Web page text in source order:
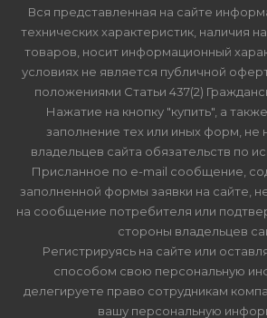
Вся представленная на сайте
технических характеристик, наличия
товаров, носит информационный
условиях не является публичной
положениями Статьи 437(2)
Нажатие на кнопку "купить", а
заполнение тех или иных форм, не
владельцев сайта обязательств по
Присланное по e-mail сообщение,
заполненной формы заявки на сайте,
на сообщение потребителя или
стороны владельцев
Регистрируясь на сайте или
способом свою персональную
делегируете право сотрудникам
вашу персональную